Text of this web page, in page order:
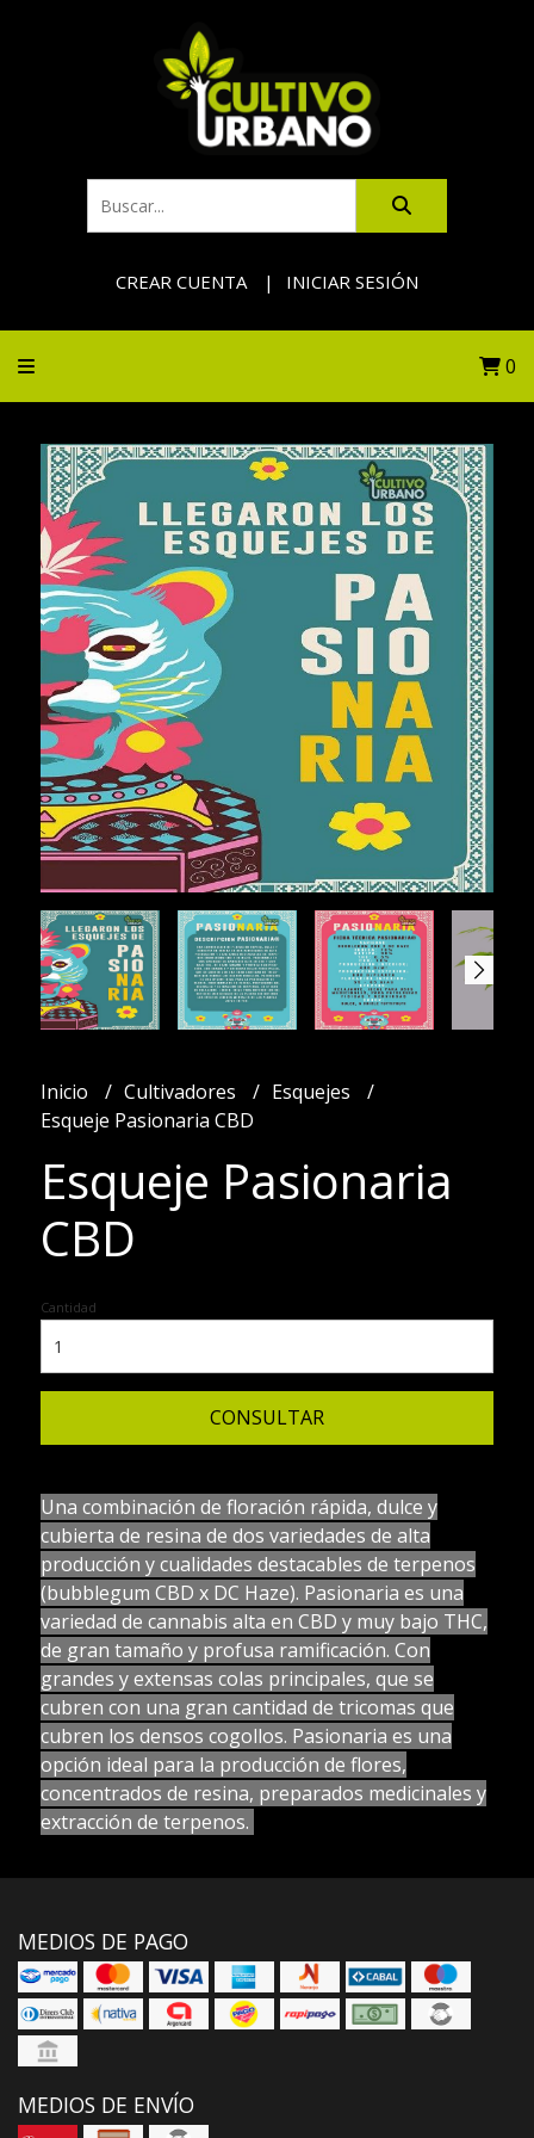
CREAR CUENTA INICIAR SESIÓN
0
Inicio Cultivadores
Esquejes
Esqueje Pasionaria CBD
Esqueje Pasionaria
CBD
Cantidad
CONSULTAR
Una combinación de floración rápida, dulce y
cubierta de resina de dos variedades de alta
producción y cualidades destacables de terpenos
(bubblegum CBD x DC Haze). Pasionaria es una
variedad de cannabis alta en CBD y muy bajo THC,
de gran tamaño y profusa ramificación. Con
grandes y extensas colas principales, que se
cubren con una gran cantidad de tricomas que
cubren los densos cogollos. Pasionaria es una
opción ideal para la producción de flores,
concentrados de resina, preparados medicinales y
extracción de terpenos.
MEDIOS DE PAGO
MEDIOS DE ENVÍO